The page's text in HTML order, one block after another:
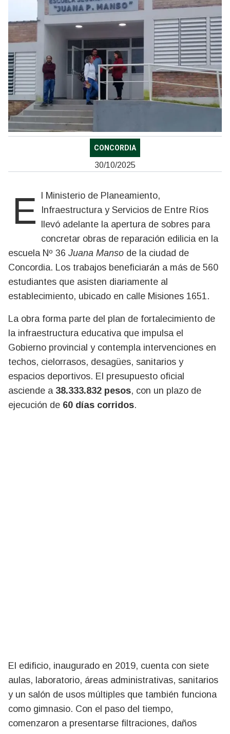
CONCORDIA
30/10/2025
El Ministerio de Planeamiento,
Infraestructura y Servicios de Entre Ríos
llevó adelante la apertura de sobres para
concretar obras de reparación edilicia en la
escuela Nº 36 Juana Manso de la ciudad de
Concordia. Los trabajos beneficiarán a más de 560
estudiantes que asisten diariamente al
establecimiento, ubicado en calle Misiones 1651.
La obra forma parte del plan de fortalecimiento de
la infraestructura educativa que impulsa el
Gobierno provincial y contempla intervenciones en
techos, cielorrasos, desagües, sanitarios y
espacios deportivos. El presupuesto oficial
asciende a 38.333.832 pesos, con un plazo de
ejecución de 60 días corridos.
El edificio, inaugurado en 2019, cuenta con siete
aulas, laboratorio, áreas administrativas, sanitarios
y un salón de usos múltiples que también funciona
como gimnasio. Con el paso del tiempo,
comenzaron a presentarse filtraciones, daños